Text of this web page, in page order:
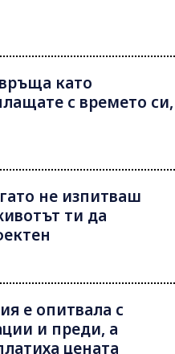
като
с времето си,
не изпитваш
ти да
е опитвала с
и преди, а
цената